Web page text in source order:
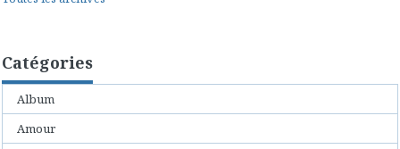
Catégories
Album
Amour